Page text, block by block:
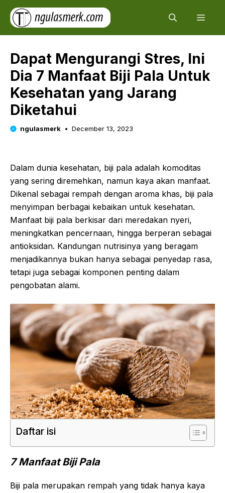
Skip
content
Dapat Mengurangi Stres, Ini
Dia 7 Manfaat Biji Pala Untuk
Kesehatan yang Jarang
Diketahui
ngulasmerk December 13, 2023
Dalam dunia kesehatan, biji pala adalah komoditas
yang sering diremehkan, namun kaya akan manfaat.
Dikenal sebagai rempah dengan aroma khas, biji pala
menyimpan berbagai kebaikan untuk kesehatan.
Manfaat biji pala berkisar dari meredakan nyeri,
meningkatkan pencernaan, hingga berperan sebagai
antioksidan. Kandungan nutrisinya yang beragam
menjadikannya bukan hanya sebagai penyedap rasa,
tetapi juga sebagai komponen penting dalam
pengobatan alami.
Daftar isi
7 Manfaat Biji Pala
Biji pala merupakan rempah yang tidak hanya kaya